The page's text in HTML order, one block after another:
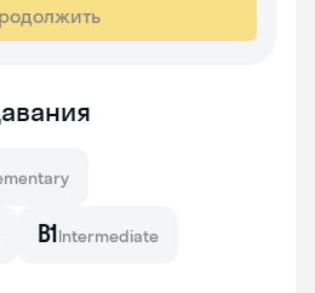
B1Intermediate